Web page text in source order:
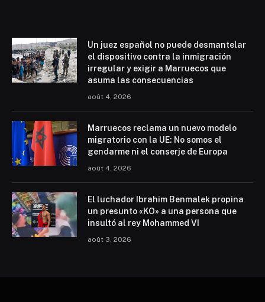
Un juez español no puede desmantelar
el dispositivo contra la inmigración
irregular y exigir a Marruecos que
asuma las consecuencias
août 4, 2026
Marruecos reclama un nuevo modelo
migratorio con la UE: No somos el
gendarme ni el conserje de Europa
août 4, 2026
El luchador Ibrahim Benmalek propina
un presunto «KO» a una persona que
insultó al rey Mohammed VI
août 3, 2026